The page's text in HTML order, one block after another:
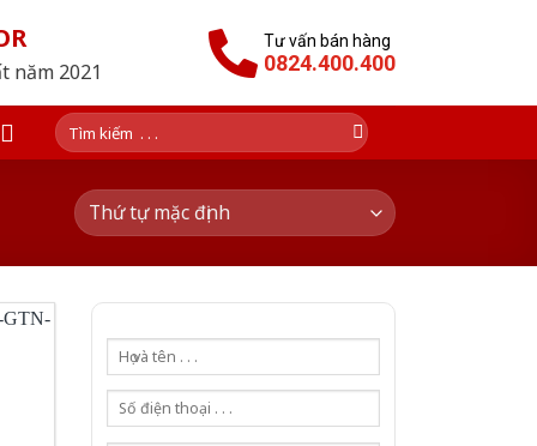
năm 2021
Tư vấn bán hàng
0824.400.400
Tìm
kiếm: